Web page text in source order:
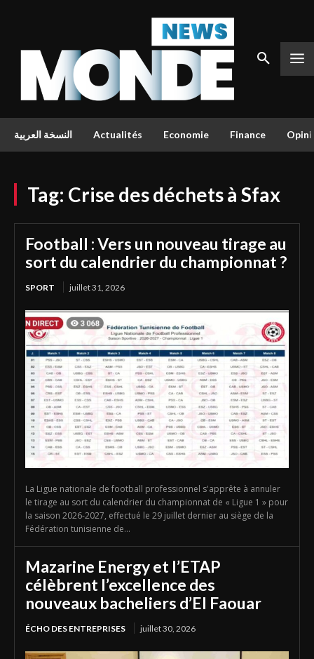
النسخة العربية Actualités Economie Finance
Tag: Crise des déchets à Sfax
Football : Vers un nouveau tirage au
sort du calendrier du championnat ?
SPORT juillet 31, 2026
La Ligue nationale de football professionnel s'apprête à annuler
le tirage au sort du calendrier du championnat de « Ligue 1 » pour
la saison 2026-2027, effectué le 29 juillet dernier au siège de la
Fédération tunisienne de...
Mazarine Energy et l’ETAP
célèbrent l’excellence des
nouveaux bacheliers d’El Faouar
ÉCHO DES ENTREPRISES juillet 30, 2026